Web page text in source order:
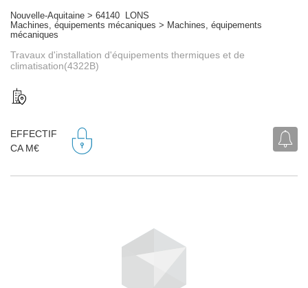
Nouvelle-Aquitaine > 64140 LONS
Machines, équipements mécaniques > Machines, équipements
mécaniques
Travaux d'installation d'équipements thermiques et de
climatisation(4322B)
EFFECTIF
CA M€